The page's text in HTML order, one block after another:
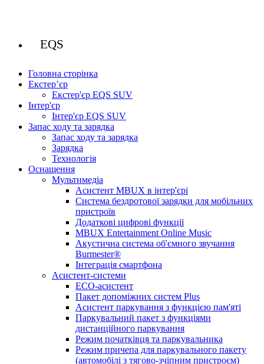
EQS
Головна сторінка
Екстер’єр
Екстер'єр EQS SUV
Інтер'єр
Інтер'єр EQS SUV
Запас ходу та зарядка
Запас ходу та зарядка
Зарядка
Технологія
Оснащення
Мультимедіа
Асистент MBUX в інтер'єрі
Система бездротової зарядки для мобільних
пристроїв
Додаткові цифрові функції
MBUX Entertainment Online Music
Акустична система об'ємного звучання
Burmester®
Інтеграція смартфона
Асистент-системи
ECO-асистент
Пакет допоміжних систем Plus
Асистент паркування з функцією пам'яті
Паркувальний пакет з функціями
дистанційного паркування
Режим початківця та паркувальника
Режим причепа для паркувального пакету
(автомобілі з тягово-зчіпним пристроєм)